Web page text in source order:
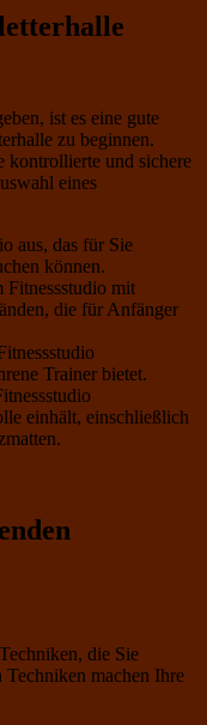
ist es eine gute
zu beginnen.
kontrollierte und sichere
eines
aus, das für Sie
können.
Fitnessstudio mit
die für Anfänger
Trainer bietet.
einhält, einschließlich
die Sie
Techniken machen Ihre